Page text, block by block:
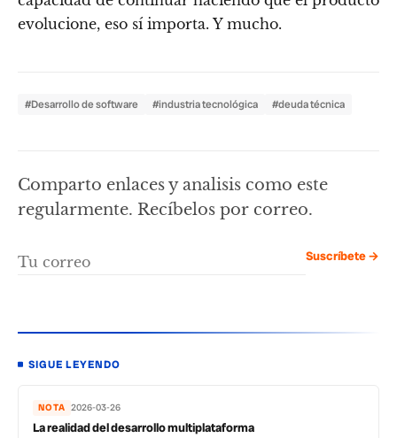
evolucione, eso sí importa. Y mucho.
#Desarrollo de software #industria tecnológica #deuda técnica
Comparto enlaces y analisis como este
regularmente. Recíbelos por correo.
Suscríbete →
SIGUE LEYENDO
NOTA 2026-03-26
La realidad del desarrollo multiplataforma